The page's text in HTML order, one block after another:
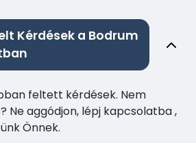
Kérdések a Bodrum
feltett kérdések. Nem
Ne aggódjon, lépj kapcsolatba ,
Önnek.